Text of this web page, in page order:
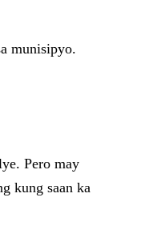
munisipyo.
Pero may
kung saan ka